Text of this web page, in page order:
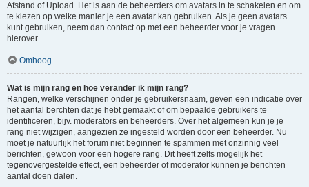
Afstand of Upload. Het is aan de beheerders om avatars in te schakelen en om
te kiezen op welke manier je een avatar kan gebruiken. Als je geen avatars
kunt gebruiken, neem dan contact op met een beheerder voor je vragen
hierover.
Omhoog
Wat is mijn rang en hoe verander ik mijn rang?
Rangen, welke verschijnen onder je gebruikersnaam, geven een indicatie over
het aantal berchten dat je hebt gemaakt of om bepaalde gebruikers te
identificeren, bijv. moderators en beheerders. Over het algemeen kun je je
rang niet wijzigen, aangezien ze ingesteld worden door een beheerder. Nu
moet je natuurlijk het forum niet beginnen te spammen met onzinnig veel
berichten, gewoon voor een hogere rang. Dit heeft zelfs mogelijk het
tegenovergestelde effect, een beheerder of moderator kunnen je berichten
aantal doen dalen.